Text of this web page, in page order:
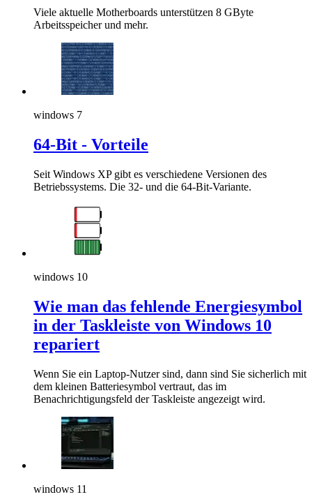
Viele aktuelle Motherboards unterstützen 8 GByte
Arbeitsspeicher und mehr.
windows 7
64-Bit - Vorteile
Seit Windows XP gibt es verschiedene Versionen des
Betriebssystems. Die 32- und die 64-Bit-Variante.
windows 10
Wie man das fehlende Energiesymbol
in der Taskleiste von Windows 10
repariert
Wenn Sie ein Laptop-Nutzer sind, dann sind Sie sicherlich mit
dem kleinen Batteriesymbol vertraut, das im
Benachrichtigungsfeld der Taskleiste angezeigt wird.
windows 11